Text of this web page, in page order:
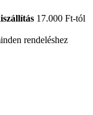
17.000 Ft-tól
rendeléshez